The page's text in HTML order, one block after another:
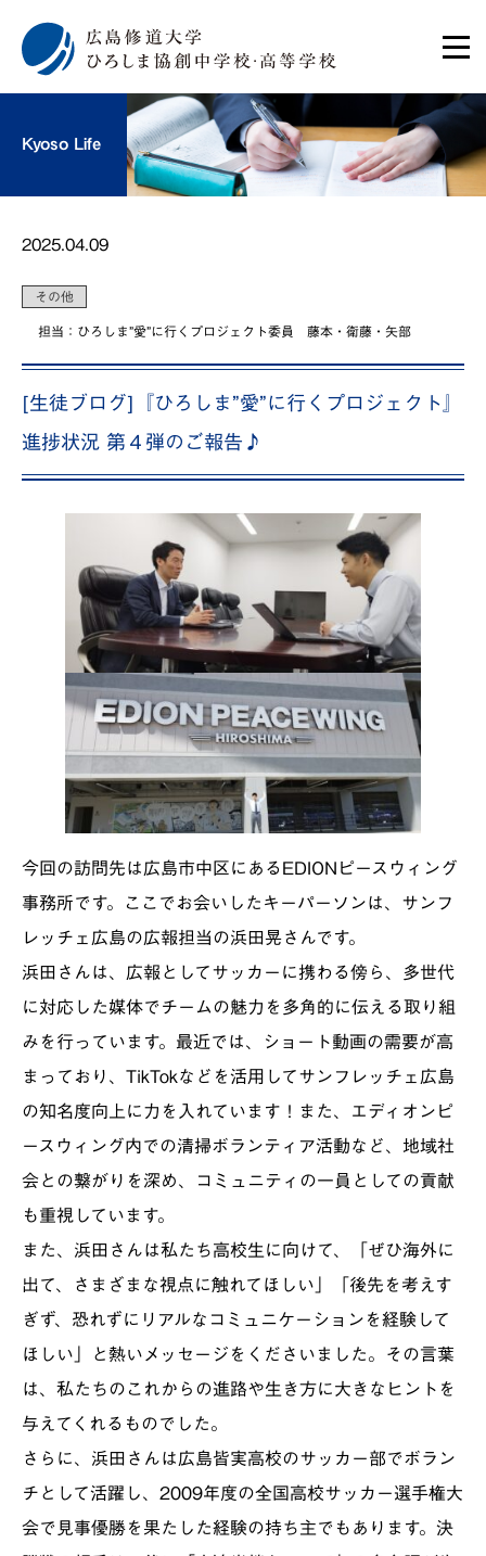
Kyoso Life
2025.04.09
その他
担当：ひろしま”愛”に行くプロジェクト委員 藤本・衛藤・矢部
[生徒ブログ]『ひろしま”愛”に行くプロジェクト』
進捗状況 第４弾のご報告♪
今回の訪問先は広島市中区にあるEDIONピースウィング
事務所です。ここでお会いしたキーパーソンは、サンフ
レッチェ広島の広報担当の浜田晃さんです。
浜田さんは、広報としてサッカーに携わる傍ら、多世代
に対応した媒体でチームの魅力を多角的に伝える取り組
みを行っています。最近では、ショート動画の需要が高
まっており、TikTokなどを活用してサンフレッチェ広島
の知名度向上に力を入れています！また、エディオンピ
ースウィング内での清掃ボランティア活動など、地域社
会との繋がりを深め、コミュニティの一員としての貢献
も重視しています。
また、浜田さんは私たち高校生に向けて、「ぜひ海外に
出て、さまざまな視点に触れてほしい」「後先を考えす
ぎず、恐れずにリアルなコミュニケーションを経験して
ほしい」と熱いメッセージをくださいました。その言葉
は、私たちのこれからの進路や生き方に大きなヒントを
与えてくれるものでした。
さらに、浜田さんは広島皆実高校のサッカー部でボラン
チとして活躍し、2009年度の全国高校サッカー選手権大
会で見事優勝を果たした経験の持ち主でもあります。決